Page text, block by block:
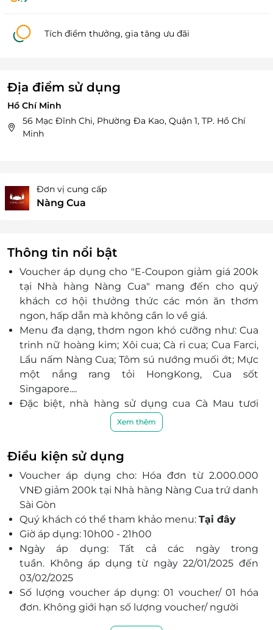
Tích điểm thưởng, gia tăng ưu đãi
Địa điểm sử dụng
Hồ Chí Minh
56 Mạc Đĩnh Chi, Phường Đa Kao, Quận 1, TP. Hồ Chí
Minh
Đơn vị cung cấp
Nàng Cua
Thông tin nổi bật
Voucher áp dụng cho "E-Coupon giảm giá 200k
tại Nhà hàng Nàng Cua" mang đến cho quý
khách cơ hội thưởng thức các món ăn thơm
ngon, hấp dẫn mà không cần lo về giá.
Menu đa dạng, thơm ngon khó cưỡng như: Cua
trinh nữ hoàng kim; Xôi cua; Cà ri cua; Cua Farci,
Lẩu nấm Nàng Cua; Tôm sú nướng muối ớt; Mực
một nắng rang tỏi HongKong, Cua sốt
Singapore....
Đặc biệt, nhà hàng sử dụng cua Cà Mau tươi
sống để chế biến các món ăn, thịt cua ngon
ngọt, nhiều chất dinh dưỡng.
Không gian nhà hàng được bày trí gọn gàng, ấm
cúng, là điểm hẹn lý tưởng cho mọi cuộc gặp
mặt.
Đội ngũ đầu bếp chuyên nghiệp, nhiều năm
kinh nghiệm làm việc tại khách sạn 5 sao, Nhà
hàng Nàng Cua hứa hẹn sẽ mang đến sự hài
lòng cho mọi thực khách.
Xem thêm
Điều kiện sử dụng
Voucher áp dụng cho: Hóa đơn từ 2.000.000
VNĐ giảm 200k tại Nhà hàng Nàng Cua trứ danh
Sài Gòn
Quý khách có thể tham khảo menu: Tại đây
Giờ áp dụng: 10h00 - 21h00
Ngày áp dụng: Tất cả các ngày trong
tuần. Không áp dụng từ ngày 22/01/2025 đến
03/02/2025
Số lượng voucher áp dụng: 01 voucher/ 01 hóa
đơn. Không giới hạn số lượng voucher/ người